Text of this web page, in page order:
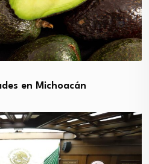
en Michoacán